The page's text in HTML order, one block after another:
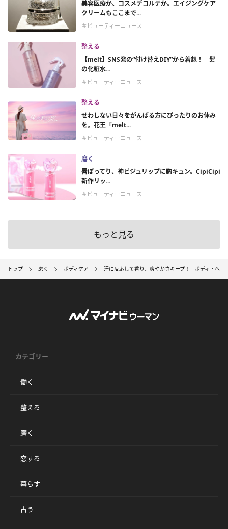
美容医療か、コスメデコルテか。エイジングケア
クリームもここまで...
＃ビューティーニュース
整える
【melt】SNS発の“付け替えDIY”から着想！ 髪
の化粧水...
＃ビューティーニュース
整える
せわしない日々をがんばる方にぴったりのお休み
を。花王「melt...
＃ビューティーニュース
磨く
唇ぽってり、神ビジュリップに胸キュン。CipiCipi
新作リッ...
＃ビューティーニュース
もっと見る
トップ 磨く ボディケア 汗に反応して香り、爽やかさキープ！ ボディ・ヘア
カテゴリー
働く
整える
磨く
恋する
暮らす
占う